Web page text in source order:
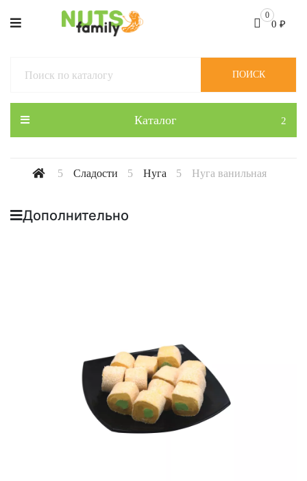
0
0 ₽
Каталог
ПОИСК
Сладости Нуга Нуга ванильная
Дополнительно